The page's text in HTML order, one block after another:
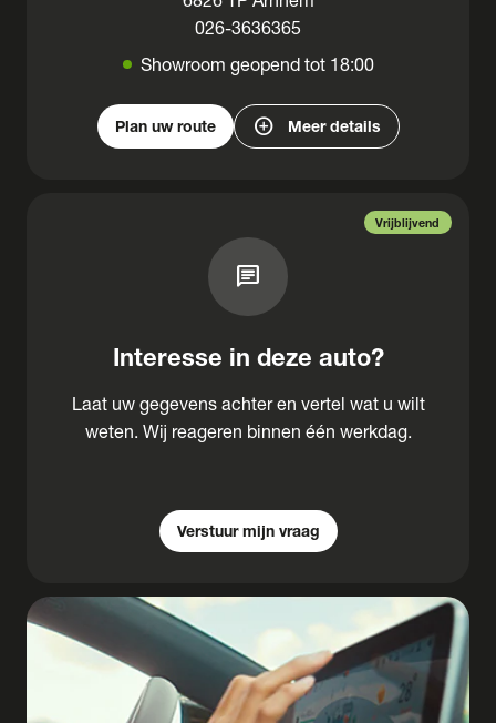
026-3636365
Showroom geopend tot 18:00
Plan uw route add_circle Meer details
Vrijblijvend
chat
Interesse in deze auto?
Laat uw gegevens achter en vertel wat u wilt
weten. Wij reageren binnen één werkdag.
Verstuur mijn vraag